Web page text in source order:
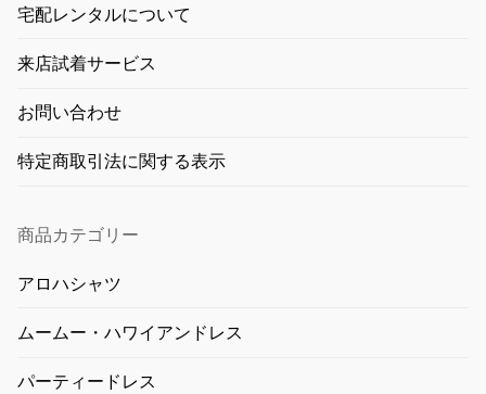
宅配レンタルについて
来店試着サービス
お問い合わせ
特定商取引法に関する表示
商品カテゴリー
アロハシャツ
ムームー・ハワイアンドレス
パーティードレス